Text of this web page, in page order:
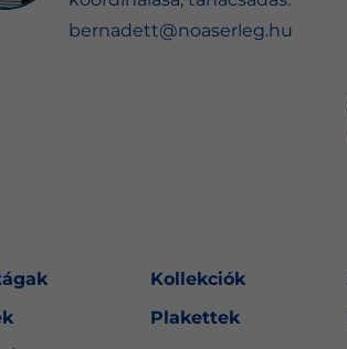
bernadett@noaserleg.hu
Kollekciók
Plakettek